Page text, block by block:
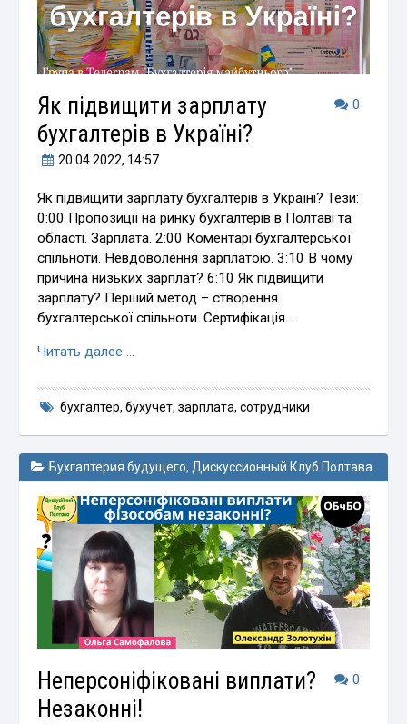
0
Як підвищити зарплату
бухгалтерів в Україні?
20.04.2022, 14:57
Як підвищити зарплату бухгалтерів в Україні? Тези:
0:00 Пропозиції на ринку бухгалтерів в Полтаві та
області. Зарплата. 2:00 Коментарі бухгалтерської
спільноти. Невдоволення зарплатою. 3:10 В чому
причина низьких зарплат? 6:10 Як підвищити
зарплату? Перший метод – створення
бухгалтерської спільноти. Сертифікація.…
Читать далее …
бухгалтер, бухучет, зарплата, сотрудники
Бухгалтерия будущего, Дискуссионный Клуб Полтава
0
Неперсоніфіковані виплати?
Незаконні!